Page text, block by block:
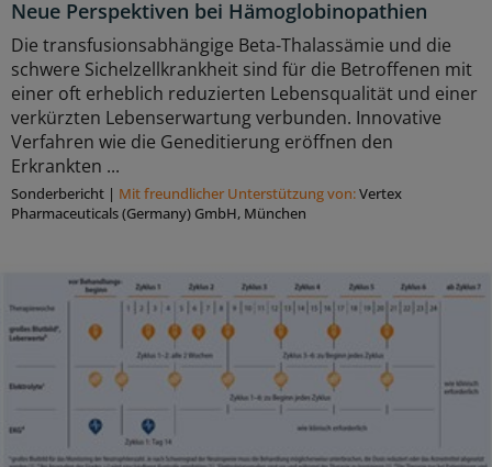
Neue Perspektiven bei Hämoglobinopathien
Die transfusionsabhängige Beta-Thalassämie und die
schwere Sichelzellkrankheit sind für die Betroffenen mit
einer oft erheblich reduzierten Lebensqualität und einer
verkürzten Lebenserwartung verbunden. Innovative
Verfahren wie die Geneditierung eröffnen den
Erkrankten ...
Sonderbericht | Mit freundlicher Unterstützung von:Vertex
Pharmaceuticals (Germany) GmbH, München